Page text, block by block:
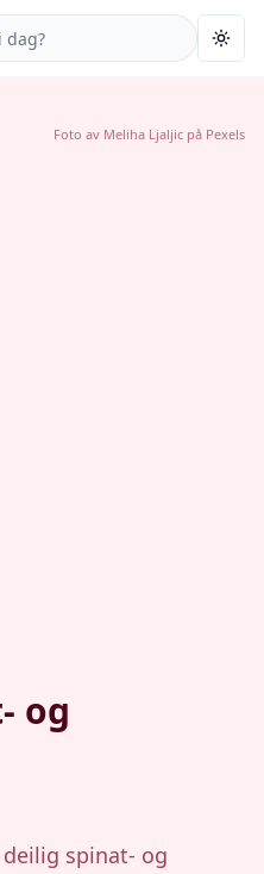
og
spinat- og
Foto av Meliha Ljaljic på Pexels